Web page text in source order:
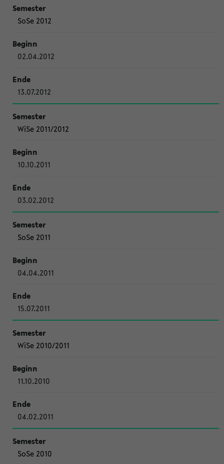
SoSe 2012
02.04.2012
13.07.2012
WiSe 2011/2012
10.10.2011
03.02.2012
SoSe 2011
04.04.2011
15.07.2011
WiSe 2010/2011
11.10.2010
04.02.2011
SoSe 2010